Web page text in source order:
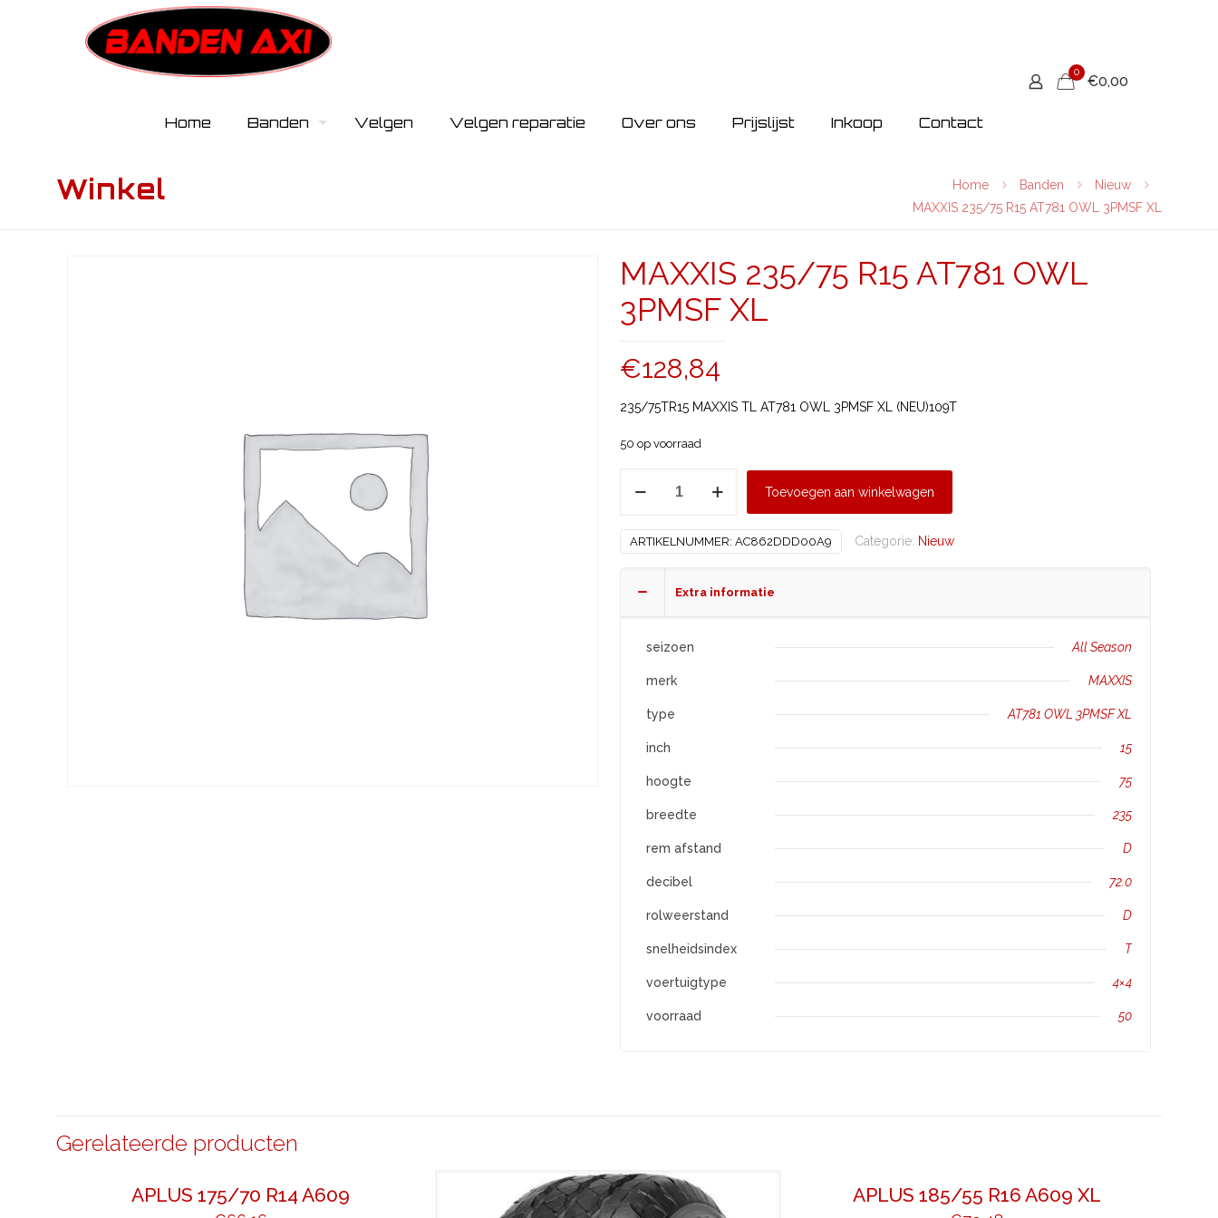
Home Banden Velgen Velgen reparatie Over ons Prijslijst Inkoop Contact
0
€0,00
Winkel Home Banden
Nieuw
MAXXIS 235/75 R15 AT781 OWL 3PMSF XL
MAXXIS 235/75 R15 AT781 OWL
3PMSF XL
€128,84
235/75TR15 MAXXIS TL AT781 OWL 3PMSF XL (NEU)109T
50 op voorraad
AT781
3PMSF
Toevoegen aan winkelwagen
ARTIKELNUMMER: AC862DDD00A9 Categorie: Nieuw
Extra informatie
seizoen All Season
merk MAXXIS
type AT781 OWL 3PMSF XL
inch 15
hoogte 75
breedte 235
rem afstand D
decibel 72.0
rolweerstand D
snelheidsindex T
voertuigtype 4×4
voorraad 50
Gerelateerde producten
APLUS 175/70 R14 A609 APLUS 185/55 R16 A609 XL